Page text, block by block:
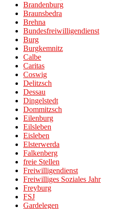
Brandenburg
Braunsbedra
Brehna
Bundesfreiwilligendienst
Burg
Burgkemnitz
Calbe
Caritas
Coswig
Delitzsch
Dessau
Dingelstedt
Dommitzsch
Eilenburg
Eilsleben
Eisleben
Elsterwerda
Falkenberg
freie Stellen
Freiwilligendienst
Freiwilliges Soziales Jahr
Freyburg
FSJ
Gardelegen